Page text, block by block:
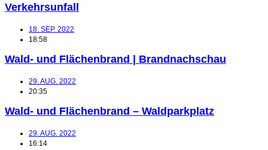
Verkehrsunfall
18. SEP. 2022
18:58
Wald- und Flächenbrand | Brandnachschau
29. AUG. 2022
20:35
Wald- und Flächenbrand – Waldparkplatz
29. AUG. 2022
16:14